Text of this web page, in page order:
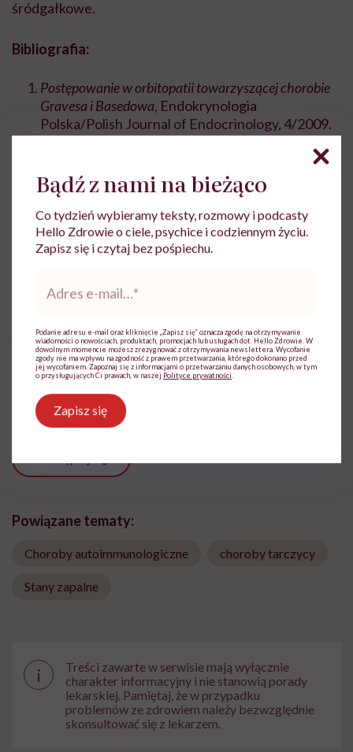
śródgałkowe.
Bibliografia:
Postępowanie w orbitopatii towarzyszącej chorobie
Gravesa i Basedowa, Endokrynologia
Polska/Polish Journal of Endocrinology, 4/2009.
towarzyszącej chorobie Gravesa-Basedowa
Okulistyka po Dyplomie, 2019.
Od wielu lat zajmuje się tworzeniem treści z
zakresu szeroko pojętego zdrowia i
medycyny.
Zobacz profil
Powiązane tematy:
Choroby autoimmunologiczne choroby tarczycy
Stany zapalne
i
Treści zawarte w serwisie mają wyłącznie
charakter informacyjny i nie stanowią porady
lekarskiej. Pamiętaj, że w przypadku
problemów ze zdrowiem należy bezwzględnie
skonsultować się z lekarzem.
Bądź z nami na bieżąco
Co tydzień wybieramy teksty, rozmowy i podcasty
Hello Zdrowie o ciele, psychice i codziennym życiu.
Zapisz się i czytaj bez pośpiechu.
mail*
Podanie adresu e-mail oraz kliknięcie „Zapisz się” oznacza zgodę na otrzymywanie
wiadomości o nowościach, produktach, promocjach lub usługach dot. Hello Zdrowie. W
dowolnym momencie możesz zrezygnować z otrzymywania newslettera. Wycofanie
zgody nie ma wpływu na zgodność z prawem przetwarzania, którego dokonano przed
jej wycofaniem. Zapoznaj się z informacjami o przetwarzaniu danych osobowych, w tym
o przysługujących Ci prawach, w naszej Polityce prywatności
Zapisz się